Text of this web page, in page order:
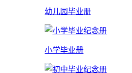
幼儿园毕业册
小学毕业册